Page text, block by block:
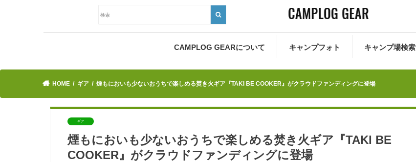
CAMPLOG GEARについて キャンプフォト キャンプ場検索
HOME ギア 煙もにおいも少ないおうちで楽しめる焚き火ギア『TAKI BE COOKER』がクラウドファンディングに登場
ギア
煙もにおいも少ないおうちで楽しめる焚き火ギア『TAKI BE
COOKER』がクラウドファンディングに登場